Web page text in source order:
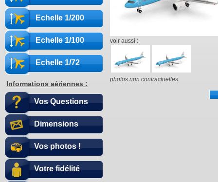
Echelle 1/200
Echelle 1/100
Echelle 1/72
Informations aériennes :
Vos Questions
Dimensions
Vos photos !
Votre fidélité
voir aussi :
photos non contractuelles